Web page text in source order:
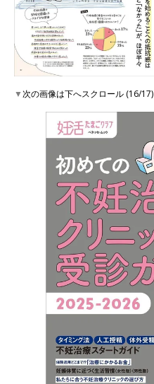
▼次の画像は下へスクロール (16/17)